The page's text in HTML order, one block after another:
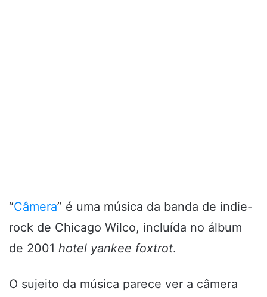
“Câmera” é uma música da banda de indie-
rock de Chicago Wilco, incluída no álbum
de 2001 hotel yankee foxtrot.
O sujeito da música parece ver a câmera